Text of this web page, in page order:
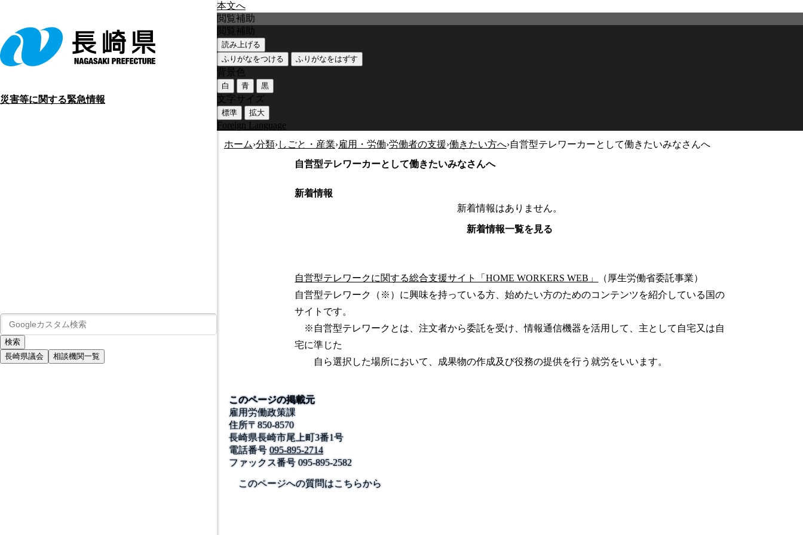
本文へ
災害等に関する緊急情報
長崎県議会 相談機関一覧
閲覧補助
閲覧補助
読み上げる
ふりがなをつける
ふりがなをはずす
背景色
白 青 黒
文字サイズ
標準 拡大
Foreign Language
ホーム›分類›しごと・産業›雇用・労働›労働者の支援›働きたい方へ›自営型テレワーカーとして働きたいみなさんへ
自営型テレワーカーとして働きたいみなさんへ
新着情報
新着情報はありません。
新着情報一覧を見る
自営型テレワークに関する総合支援サイト「HOME WORKERS WEB」
（厚生労働省委託事業）
自営型テレワーク（※）に興味を持っている方、始めたい方のためのコンテンツを紹介している国の
サイトです。
※自営型テレワークとは、注文者から委託を受け、情報通信機器を活用して、主として自宅又は自
宅に準じた
自ら選択した場所において、成果物の作成及び役務の提供を行う就労をいいます。
このページの掲載元
雇用労働政策課
住所〒850-8570
長崎県長崎市尾上町3番1号
電話番号 095-895-2714
ファックス番号095-895-2582
このページへの質問はこちらから
公式SNS
このサイトについて
長崎県庁